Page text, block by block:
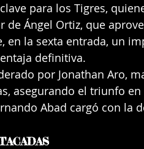
para los Tigres,
de Ángel Ortiz, que
en la sexta entrada, un
definitiva.
por Jonathan Aro,
asegurando el triunfo
Abad cargó con la